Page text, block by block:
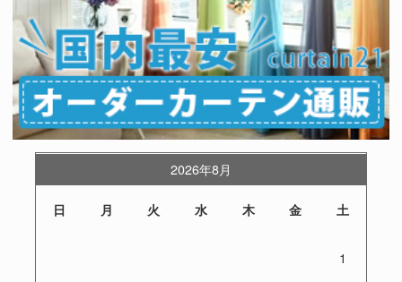
2026年8月
日 月 火 水 木 金 土
1